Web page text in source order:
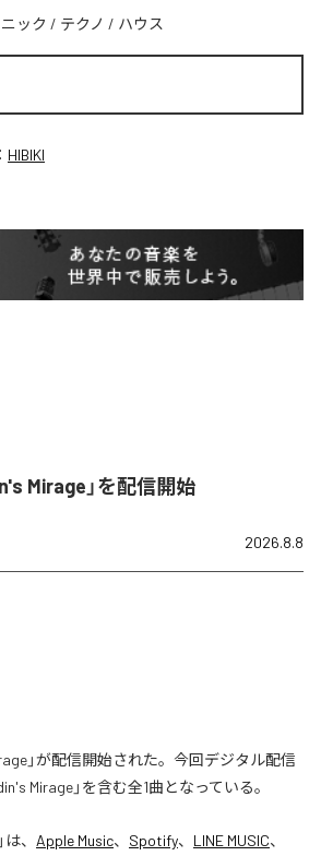
ック / テクノ / ハウス
HIBIKI
Mirage」を配信開始
2026.8.8
」が配信開始された。今回デジタル配信
Mirage」を含む全1曲となっている。
」は、 Apple Music、 Spotify、 LINE MUSIC、